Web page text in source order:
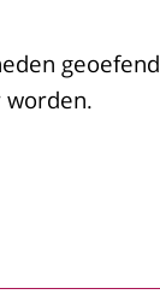
geoefend